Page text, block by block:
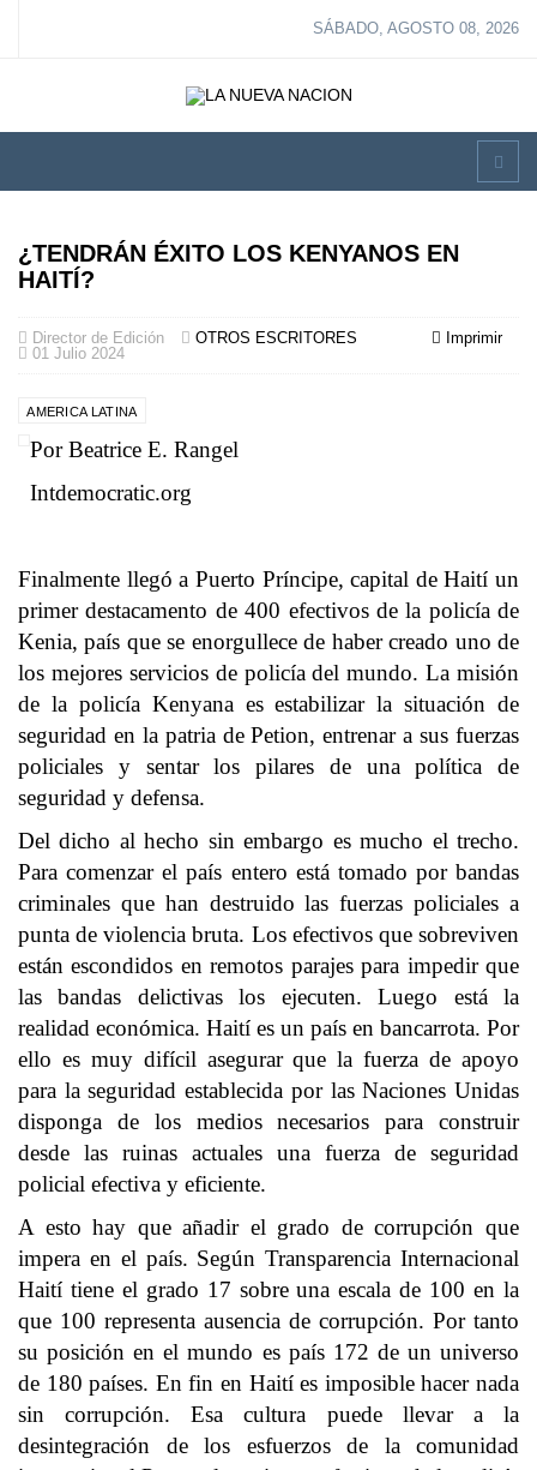
SÁBADO, AGOSTO 08, 2026
¿TENDRÁN ÉXITO LOS KENYANOS EN
HAITÍ?
Imprimir
Director de Edición
OTROS ESCRITORES
01 Julio 2024
AMERICA LATINA
Por Beatrice E. Rangel
Intdemocratic.org
Finalmente llegó a Puerto Príncipe, capital de Haití un
primer destacamento de 400 efectivos de la policía de
Kenia, país que se enorgullece de haber creado uno de
los mejores servicios de policía del mundo. La misión
de la policía Kenyana es estabilizar la situación de
seguridad en la patria de Petion, entrenar a sus fuerzas
policiales y sentar los pilares de una política de
seguridad y defensa.
Del dicho al hecho sin embargo es mucho el trecho.
Para comenzar el país entero está tomado por bandas
criminales que han destruido las fuerzas policiales a
punta de violencia bruta. Los efectivos que sobreviven
están escondidos en remotos parajes para impedir que
las bandas delictivas los ejecuten. Luego está la
realidad económica. Haití es un país en bancarrota. Por
ello es muy difícil asegurar que la fuerza de apoyo
para la seguridad establecida por las Naciones Unidas
disponga de los medios necesarios para construir
desde las ruinas actuales una fuerza de seguridad
policial efectiva y eficiente.
A esto hay que añadir el grado de corrupción que
impera en el país. Según Transparencia Internacional
Haití tiene el grado 17 sobre una escala de 100 en la
que 100 representa ausencia de corrupción. Por tanto
su posición en el mundo es país 172 de un universo
de 180 países. En fin en Haití es imposible hacer nada
sin corrupción. Esa cultura puede llevar a la
desintegración de los esfuerzos de la comunidad